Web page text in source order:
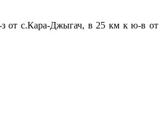
з от с.Кара-Джыгач, в 25 км к ю-в от